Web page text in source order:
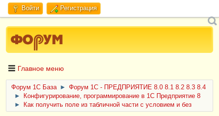
Войти Регистрация
Главное меню
Форум 1C База ►
Форум 1С - ПРЕДПРИЯТИЕ 8.0 8.1 8.2 8.3 8.4
►
Конфигурирование, программирование в 1С Предприятие 8
►
Как получить поле из табличной части с условием и без